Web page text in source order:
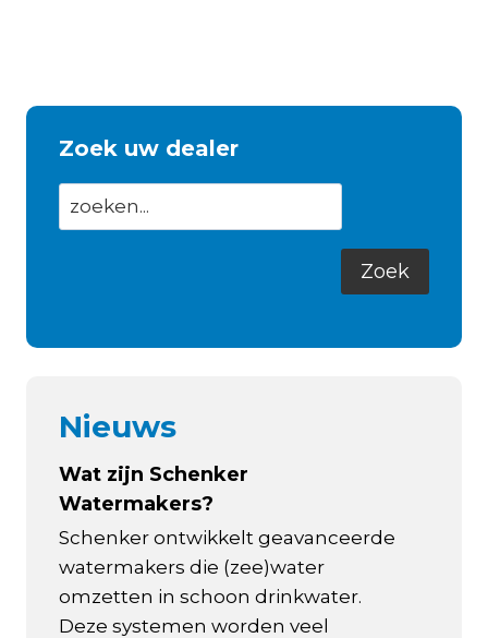
Zoek uw dealer
Nieuws
Wat zijn Schenker
Watermakers?
Schenker ontwikkelt geavanceerde
watermakers die (zee)water
omzetten in schoon drinkwater.
Deze systemen worden veel